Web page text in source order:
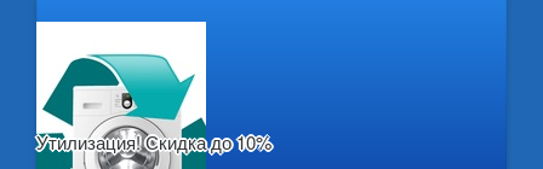
Утилизация! Скидка до 10%